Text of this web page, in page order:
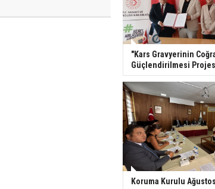
"Kars Gravyerinin
Güçlendirilmesi
Koruma Kurulu Ağustos